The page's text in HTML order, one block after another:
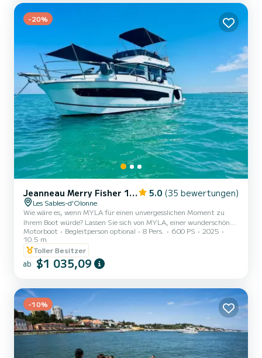
-20%
Jeanneau Merry Fisher 1095 Fly 5.0 (35 bewertungen)
Les Sables-d'Olonne
Wie wäre es, wenn MYLA für einen unvergesslichen Moment zu
Ihrem Boot würde? Lassen Sie sich von MYLA, einer wunderschönen
Merry Fisher 1095 Fly aus dem Jahr 2025, zu einem einzigartigen
Erlebnis auf See verführen. Ob für eine ungewöhnliche Nacht am
Kai, einen Tag auf dem Wasser entlang unserer herrlichen Küste
oder eine Kreuzfahrt in die Bretagne oder zum Bassin d'Arcachon,
MYLA wartet auf Sie. Mit zwei 300 PS starken Yamaha-Motoren,
Motorboot Begleitperson optional 8 Pers. 600 PS
2025
10.5 m
Toller Besitzer
ab $1 035,09
-10%